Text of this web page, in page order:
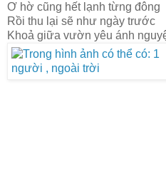
Ơ hờ cũng hết lạnh từng đông
Rồi thu lại sẽ như ngày trước
Khoả giữa vườn yêu ánh